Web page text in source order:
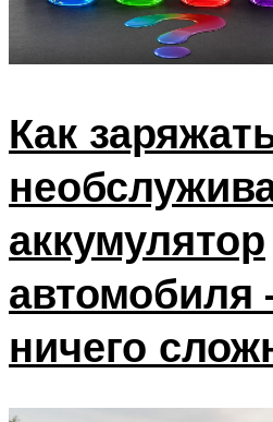
Как
аккумулятор
автомобиля
ничего